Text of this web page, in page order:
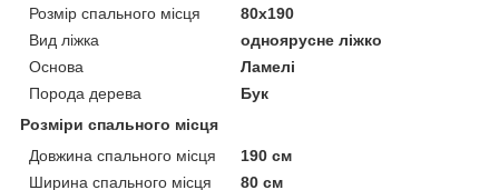
Розмір спального місця
80х190
Вид ліжка
одноярусне ліжко
Основа
Ламелі
Порода дерева
Бук
Розміри спального місця
Довжина спального місця
190 см
Ширина спального місця
80 см